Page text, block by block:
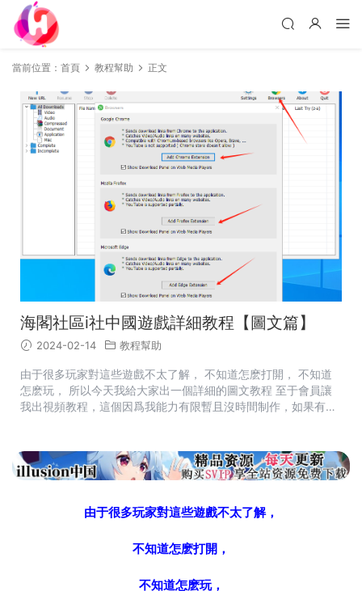
當前位置： 首頁 教程幫助 正文
海閣社區i社中國遊戲詳細教程【圖文篇】
2024-02-14 教程幫助
由于很多玩家對這些遊戲不太了解， 不知道怎麽打開， 不知道
怎麽玩， 所以今天我給大家出一個詳細的圖文教程 至于會員讓
我出視頻教程，這個因爲我能力有限暫且沒時間制作，如果有會
由于很多玩家對這些遊戲不太了解，
不知道怎麽打開，
不知道怎麽玩，